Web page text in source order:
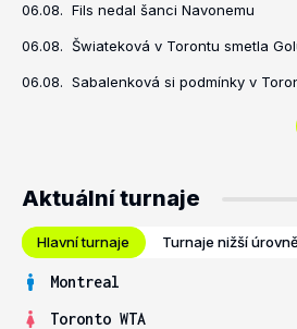
06.08. Fils nedal šanci Navonemu
06.08. Šwiateková v Torontu smetla
06.08. Sabalenková si podmínky v
Aktuální turnaje
Hlavní turnaje Turnaje nižší úrovně
Montreal
Toronto WTA